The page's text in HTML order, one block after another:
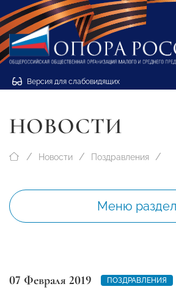
Версия для слабовидящих
НОВОСТИ
Новости Поздравления
Меню
07 Февраля 2019 ПОЗДРАВЛЕНИЯ